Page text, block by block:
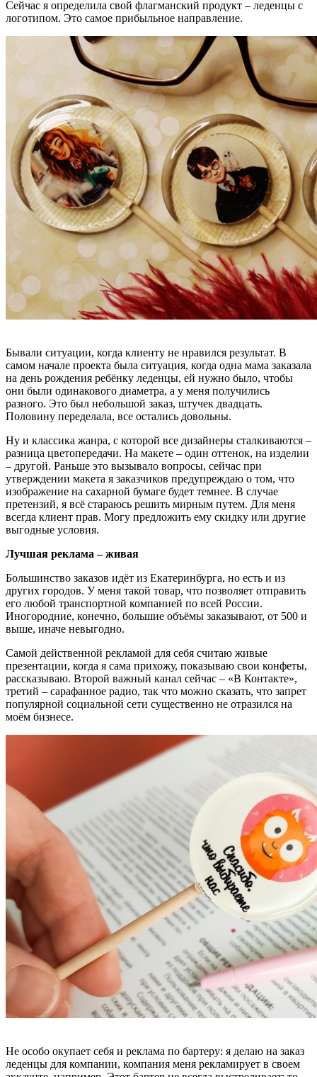
Сейчас я определила свой флагманский продукт – леденцы с
логотипом. Это самое прибыльное направление.
Бывали ситуации, когда клиенту не нравился результат. В
самом начале проекта была ситуация, когда одна мама заказала
на день рождения ребёнку леденцы, ей нужно было, чтобы
они были одинакового диаметра, а у меня получились
разного. Это был небольшой заказ, штучек двадцать.
Половину переделала, все остались довольны.
Ну и классика жанра, с которой все дизайнеры сталкиваются –
разница цветопередачи. На макете – один оттенок, на изделии
– другой. Раньше это вызывало вопросы, сейчас при
утверждении макета я заказчиков предупреждаю о том, что
изображение на сахарной бумаге будет темнее. В случае
претензий, я всё стараюсь решить мирным путем. Для меня
всегда клиент прав. Могу предложить ему скидку или другие
выгодные условия.
Лучшая реклама – живая
Большинство заказов идёт из Екатеринбурга, но есть и из
других городов. У меня такой товар, что позволяет отправить
его любой транспортной компанией по всей России.
Иногородние, конечно, большие объёмы заказывают, от 500 и
выше, иначе невыгодно.
Самой действенной рекламой для себя считаю живые
презентации, когда я сама прихожу, показываю свои конфеты,
рассказываю. Второй важный канал сейчас – «В Контакте»,
третий – сарафанное радио, так что можно сказать, что запрет
популярной социальной сети существенно не отразился на
моём бизнесе.
Не особо окупает себя и реклама по бартеру: я делаю на заказ
леденцы для компании, компания меня рекламирует в своем